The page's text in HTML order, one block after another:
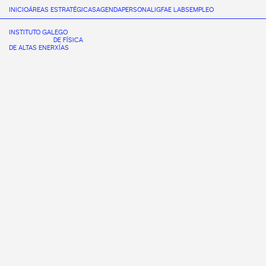
INICIOÁREAS ESTRATÉGICASAGENDAPERSONALIGFAE LABSEMPLEO
INSTITUTO GALEGO
DE FÍSICA
DE ALTAS ENERXÍAS